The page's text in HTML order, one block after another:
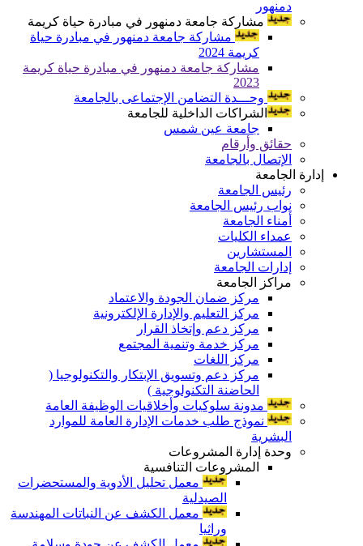
دمنهور
مشاركة جامعة دمنهور في مبادرة حياة كريمة
مشاركة جامعة دمنهور في مبادرة حياة
كريمة 2024
مشاركة جامعة دمنهور في مبادرة حياة كريمة
2023
وحـــدة التضامن الإجتماعى بالجامعة
الشراكات الداخلية للجامعة
جامعة عين شمس
حقائق وأرقام
الإتصال بالجامعة
إدارة الجامعة
رئيس الجامعة
نواب رئيس الجامعة
أمناء الجامعة
عمداء الكليات
المستشارين
إدارات الجامعة
مراكز الجامعة
مركز ضمان الجودة والاعتماد
مركز التعليم والإدارة الإلكترونية
مركز دعم وإتخاذ القرار
مركز خدمة وتنمية المجتمع
مركز اللغات
مركز دعم وتسويق الإبتكار والتكنولوجيا (
الحاضنة التكنولوجية )
مدونة سلوكيات وأخلاقيات الوظيفة العامة
نموذج طلب خدمات الإدارة العامة للموارد
البشرية
وحدة إدارة المشروعات
المشروعات التنافسية
معمل تحليل الأدوية والمستحضرات
الصيدلية
معمل الكشف عن النباتات المهندسة
وراثيا